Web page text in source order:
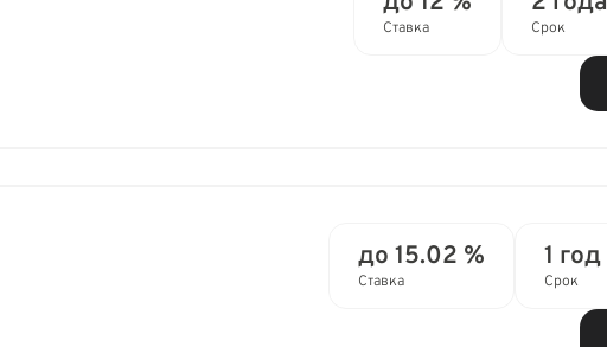
Ставка Срок
до 15.02 %
Ставка
1 год
Срок